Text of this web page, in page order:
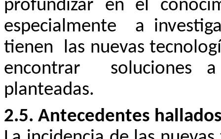
profundizar en el
especialmente
a
tienen
las nuevas
encontrar
soluciones
planteadas.
2.5. Antecedentes